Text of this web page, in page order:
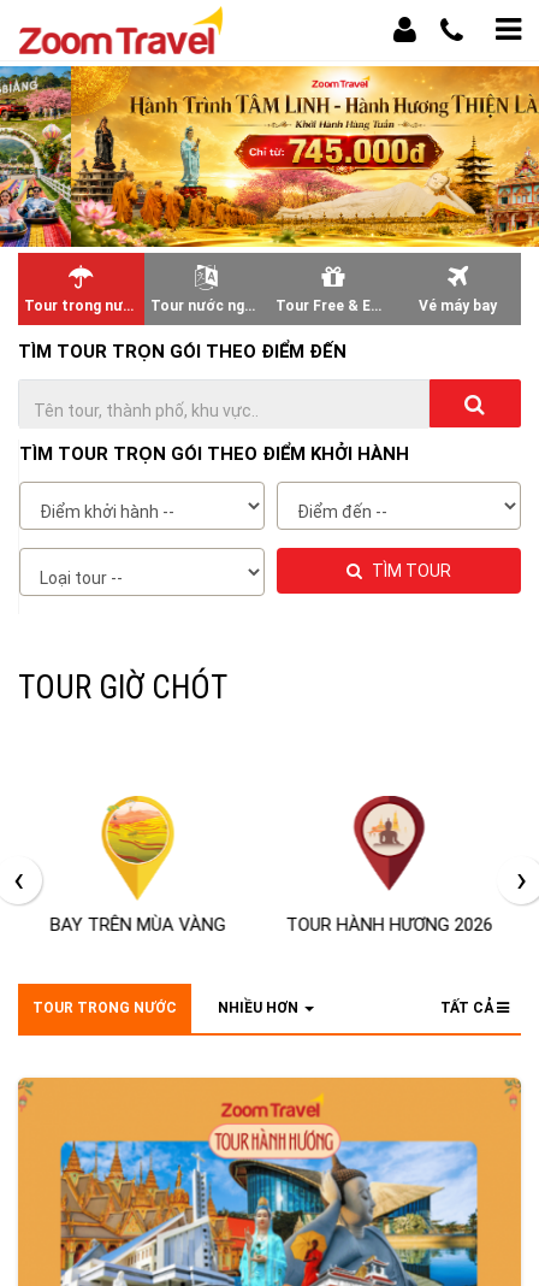
Tour trong nước Tour nước ngoài Tour Free & Easy Vé máy bay
TÌM TOUR TRỌN GÓI THEO ĐIỂM ĐẾN
TÌM TOUR TRỌN GÓI THEO ĐIỂM KHỞI HÀNH
TÌM TOUR
TOUR GIỜ CHÓT
TOUR HÀNH HƯƠNG 2026 TOUR LỄ 02/09/2026
‹ ›
TOUR TRONG NƯỚC NHIỀU HƠN TẤT CẢ